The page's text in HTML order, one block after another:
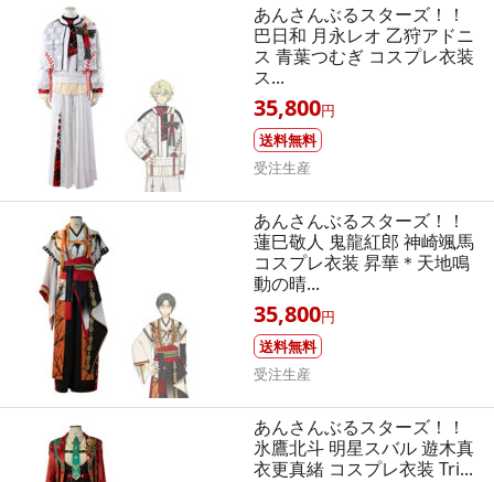
あんさんぶるスターズ！！
巴日和 月永レオ 乙狩アドニ
ス 青葉つむぎ コスプレ衣装
ス...
35,800円
送料無料
受注生産
あんさんぶるスターズ！！
蓮巳敬人 鬼龍紅郎 神崎颯馬
コスプレ衣装 昇華＊天地鳴
動の晴...
35,800円
送料無料
受注生産
あんさんぶるスターズ！！
氷鷹北斗 明星スバル 遊木真
衣更真緒 コスプレ衣装 Tri...